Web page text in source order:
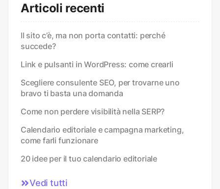
Articoli recenti
Il sito c’è, ma non porta contatti: perché
succede?
Link e pulsanti in WordPress: come crearli
Scegliere consulente SEO, per trovarne uno
bravo ti basta una domanda
Come non perdere visibilità nella SERP?
Calendario editoriale e campagna marketing,
come farli funzionare
20 idee per il tuo calendario editoriale
Vedi tutti